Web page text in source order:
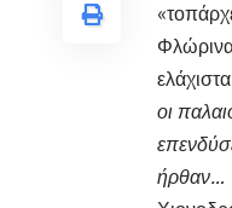
οι
ήρθαν…